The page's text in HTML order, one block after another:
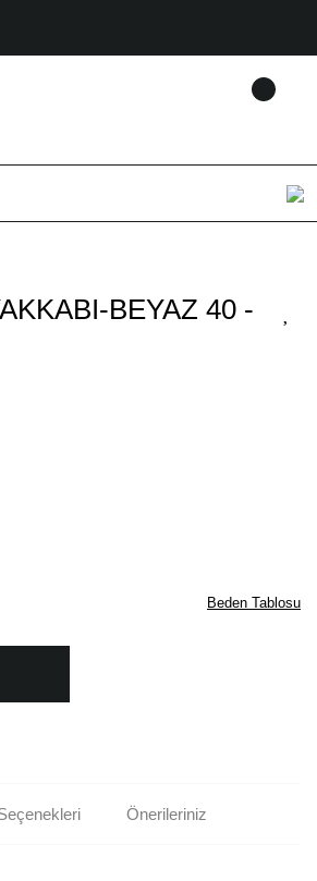
BEYAZ 40 -
Beden Tablosu
Önerileriniz